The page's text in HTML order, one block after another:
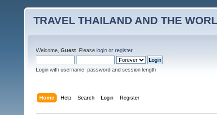
TRAVEL THAILAND AND THE
Welcome, Guest . Please login or register.
Login with username, password and session length
Home Help Search Login Register